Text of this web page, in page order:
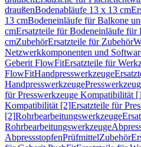
draußenBodenabläufe 13 x 13 cm
13 cmBodeneinläufe für Balkone
cmErsatzteile für Bodeneinläufe für
cmZubehörErsatzteile für Zubehör
Netzwerkkomponenten und
Geberit FlowFitErsatzteile für
FlowFitHandpresswerkzeuge
Handpresswerkzeuge
für Presswerkzeuge Kompatibilität
Kompatibilität [2]Ersatzteile für
[2]Rohrbearbeitungswerkzeuge
Rohrbearbeitungswerkzeuge
AbpressstopfenPrüfmittelZubehör